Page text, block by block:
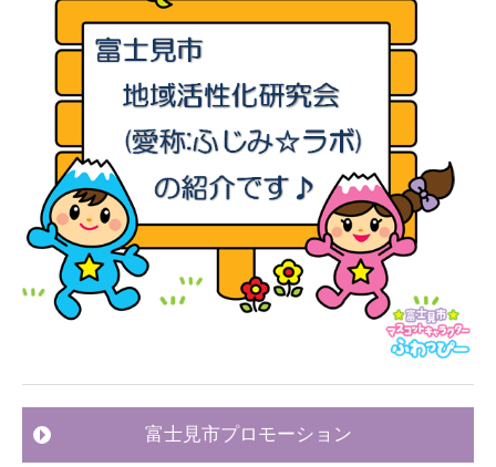
富士見市プロモーション